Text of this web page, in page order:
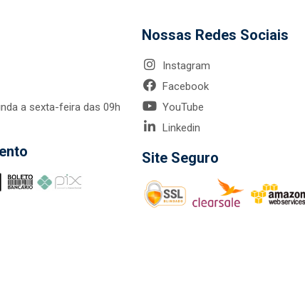
a sexta-feira das 09h
Nossas Redes Sociais
Instagram
Facebook
YouTube
Linkedin
Site Seguro